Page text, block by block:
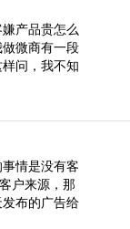
底在哪里呢?一起
管理淘宝联盟即
产品贵怎么
微商有一段
问，我不知
情是没有客
户来源，那
布的广告给